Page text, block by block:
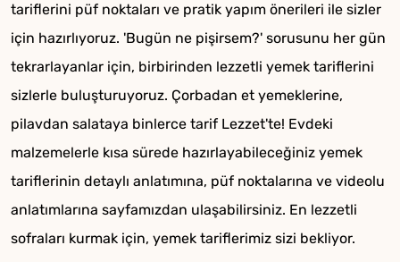
tariflerini püf noktaları ve pratik yapım önerileri ile sizler
için hazırlıyoruz. 'Bugün ne pişirsem?' sorusunu her gün
tekrarlayanlar için, birbirinden lezzetli yemek tariflerini
sizlerle buluşturuyoruz. Çorbadan et yemeklerine,
pilavdan salataya binlerce tarif Lezzet'te! Evdeki
malzemelerle kısa sürede hazırlayabileceğiniz yemek
tariflerinin detaylı anlatımına, püf noktalarına ve videolu
anlatımlarına sayfamızdan ulaşabilirsiniz. En lezzetli
sofraları kurmak için, yemek tariflerimiz sizi bekliyor.